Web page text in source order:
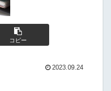
コピー
2023.09.24